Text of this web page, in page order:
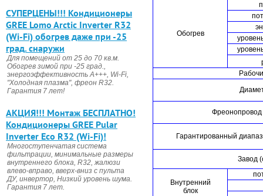
CУПЕРЦЕНЫ!!! Кондиционеры
GREE Lomo Arctic Inverter R32
(Wi-Fi) обогрев даже при -25
град. снаружи
Для помещений от 25 до 70 кв.м.
Обогрев зимой при -25 град.,
энергоэффективность А+++, Wi-Fi,
"Холодная плазма", фреон R32.
Гарантия 7 лет!
АКЦИЯ!!! Монтаж БЕСПЛАТНО!
Кондиционеры GREE Pular
Inverter Eco R32 (Wi-Fi)!
Многоступенчатая система
фильтрации, минимальные размеры
внутреннего блока, R32, жалюзи
влево-вправо, вверх-вниз с пульта
ДУ, инвертор, Низкий уровень шума.
Гарантия 7 лет.
Обогрев
Гарантированный
Завод
Внутренний
блок